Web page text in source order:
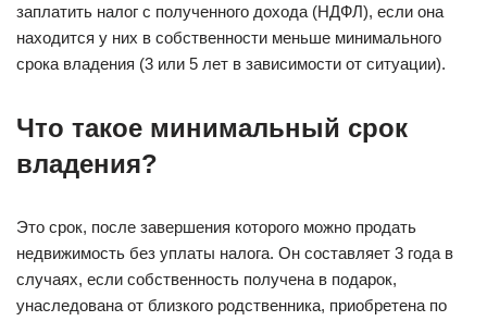
заплатить налог с полученного дохода (НДФЛ), если она
находится у них в собственности меньше минимального
срока владения (3 или 5 лет в зависимости от ситуации).
Что такое минимальный срок
владения?
Это срок, после завершения которого можно продать
недвижимость без уплаты налога. Он составляет 3 года в
случаях, если собственность получена в подарок,
унаследована от близкого родственника, приобретена по